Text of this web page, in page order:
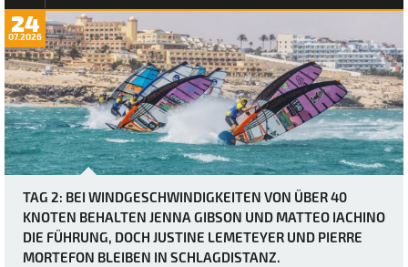
24
07.2026
TAG 2: BEI WINDGESCHWINDIGKEITEN VON ÜBER 40
KNOTEN BEHALTEN JENNA GIBSON UND MATTEO IACHINO
DIE FÜHRUNG, DOCH JUSTINE LEMETEYER UND PIERRE
MORTEFON BLEIBEN IN SCHLAGDISTANZ.